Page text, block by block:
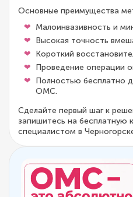
Основные преимущества
Малоинвазивность и
Высокая точность
Короткий
Проведение операции
Полностью бесплатно
ОМС.
Сделайте первый шаг к
запишитесь на бесплатную
специалистом в